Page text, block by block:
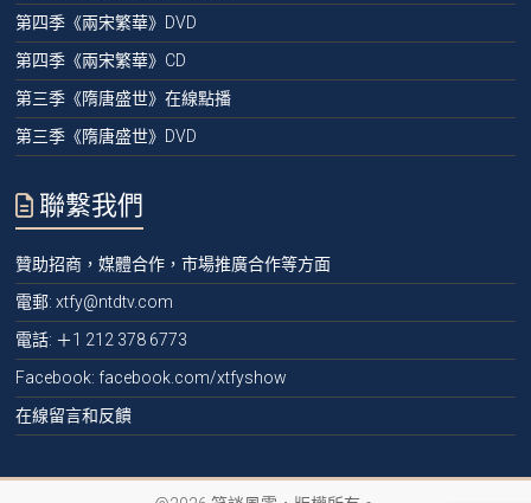
第四季《兩宋繁華》DVD
第四季《兩宋繁華》CD
第三季《隋唐盛世》在線點播
第三季《隋唐盛世》DVD
聯繫我們
贊助招商，媒體合作，市場推廣合作等方面
電郵:xtfy@ntdtv.com
電話: ＋1 212 378 6773
Facebook: facebook.com/xtfyshow
在線留言和反饋